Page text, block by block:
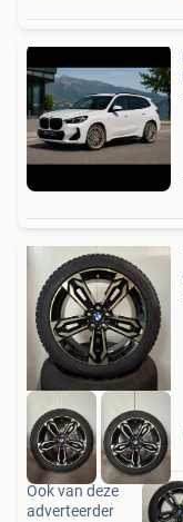
Ook van deze
adverteerder